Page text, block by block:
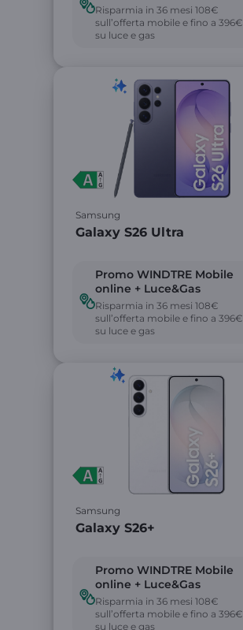
Risparmia in 36 mesi 108€
sull’offerta mobile e fino a 396€
su luce e gas
Samsung
Galaxy S26 Ultra
Promo WINDTRE Mobile
online + Luce&Gas
Risparmia in 36 mesi 108€
sull’offerta mobile e fino a 396€
su luce e gas
Link
Samsung
Galaxy S26+
Promo WINDTRE Mobile
online + Luce&Gas
Risparmia in 36 mesi 108€
sull’offerta mobile e fino a 396€
su luce e gas
Link